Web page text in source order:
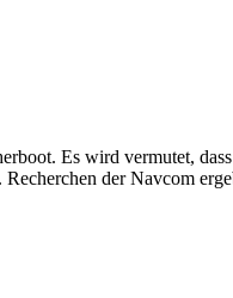
Es wird vermutet,
der Navcom